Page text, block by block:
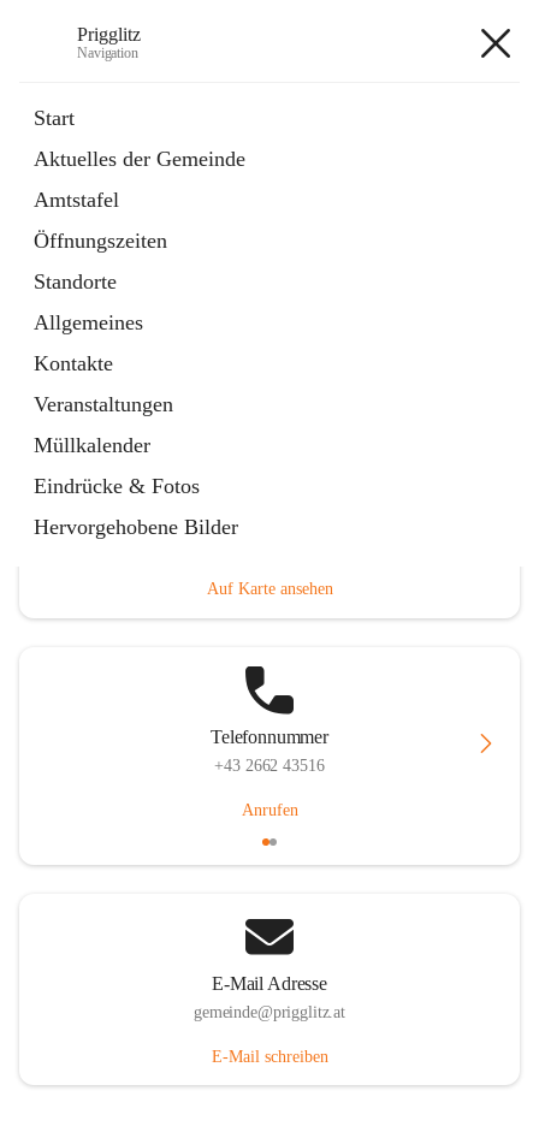
Prigglitz
Navigation
Start
Aktuelles der Gemeinde
Amtstafel
Öffnungszeiten
Standorte
Allgemeines
Kontakte
Veranstaltungen
Müllkalender
Eindrücke & Fotos
Hervorgehobene Bilder
Externe Webseite
in
Tab
Gemeindezeitung
Ordner
öffnet
in
neuem
Tab
Hauptadresse
Auf Karte ansehen
Telefonnummer
+43 2662 43516
Anrufen
E-Mail Adresse
gemeinde@prigglitz.at
E-Mail schreiben